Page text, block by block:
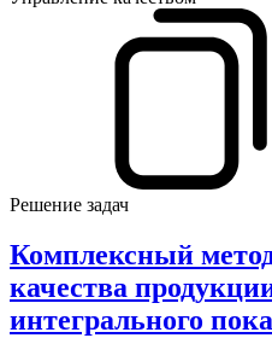
Решение задач
Комплексный
качества
интегрального